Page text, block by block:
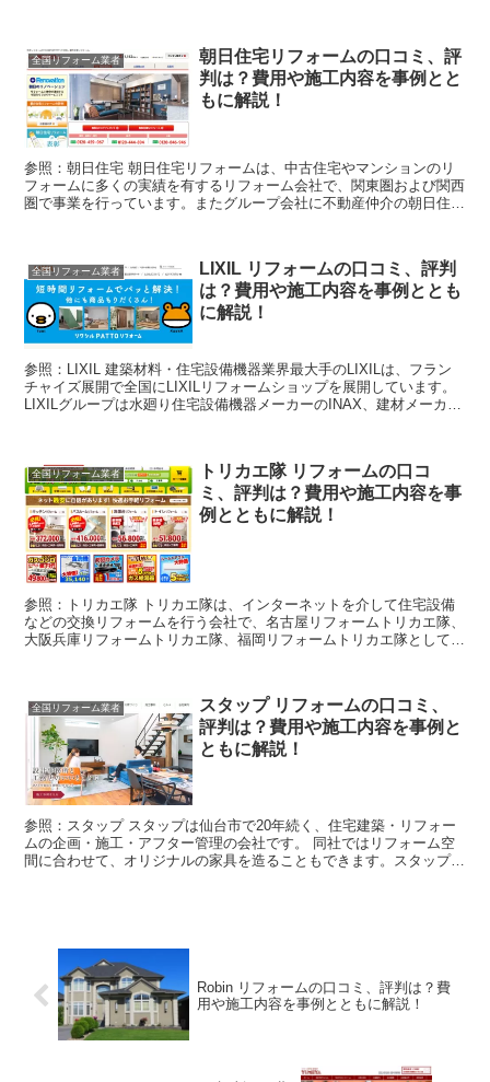
全国リフォーム業者
朝日住宅リフォームの口コミ、評
判は？費用や施工内容を事例とと
もに解説！
参照：朝日住宅 朝日住宅リフォームは、中古住宅やマンションのリ
フォームに多くの実績を有するリフォーム会社で、関東圏および関西
圏で事業を行っています。またグループ会社に不動産仲介の朝日住宅
全国リフォーム業者
LIXIL リフォームの口コミ、評判
は？費用や施工内容を事例ととも
に解説！
参照：LIXIL 建築材料・住宅設備機器業界最大手のLIXILは、フラン
チャイズ展開で全国にLIXILリフォームショップを展開しています。
LIXILグループは水廻り住宅設備機器メーカーのINAX、建材メーカー
全国リフォーム業者
トリカエ隊 リフォームの口コ
ミ、評判は？費用や施工内容を事
例とともに解説！
参照：トリカエ隊 トリカエ隊は、インターネットを介して住宅設備
などの交換リフォームを行う会社で、名古屋リフォームトリカエ隊、
大阪兵庫リフォームトリカエ隊、福岡リフォームトリカエ隊として、
全国リフォーム業者
スタップ リフォームの口コミ、
評判は？費用や施工内容を事例と
ともに解説！
参照：スタップ スタップは仙台市で20年続く、住宅建築・リフォー
ムの企画・施工・アフター管理の会社です。 同社ではリフォーム空
間に合わせて、オリジナルの家具を造ることもできます。スタップで
Robin リフォームの口コミ、評判は？費
用や施工内容を事例とともに解説！